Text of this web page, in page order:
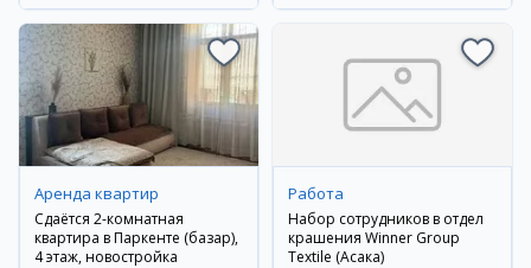
Аренда квартир
Сдаётся 2-комнатная
квартира в Паркенте (базар),
4 этаж, новостройка
Работа
Набор сотрудников в отдел
крашения Winner Group
Textile (Асака)